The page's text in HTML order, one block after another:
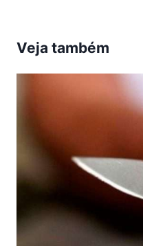
Veja também